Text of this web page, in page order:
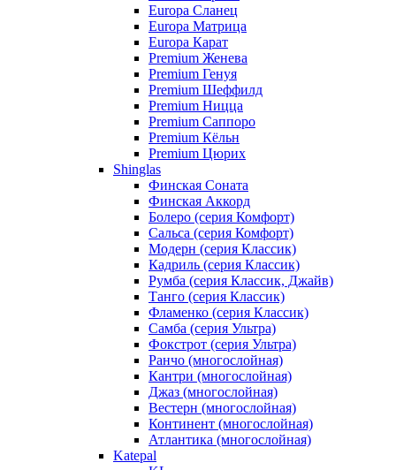
Europa Сланец
Europa Матрица
Europa Карат
Premium Женева
Premium Генуя
Premium Шеффилд
Premium Ницца
Premium Саппоро
Premium Кёльн
Premium Цюрих
Shinglas
Финская Соната
Финская Аккорд
Болеро (серия Комфорт)
Сальса (серия Комфорт)
Модерн (серия Классик)
Кадриль (серия Классик)
Румба (серия Классик, Джайв)
Танго (серия Классик)
Фламенко (серия Классик)
Самба (серия Ультра)
Фокстрот (серия Ультра)
Ранчо (многослойная)
Кантри (многослойная)
Джаз (многослойная)
Вестерн (многослойная)
Континент (многослойная)
Атлантика (многослойная)
Katepal